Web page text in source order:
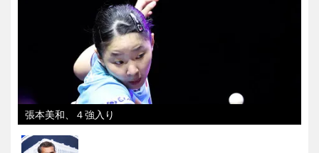
張本美和、４強入り